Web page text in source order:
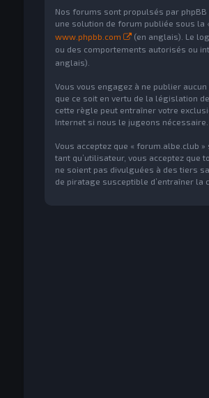
Nos forums sont propulsés par phpBB
une solution de forum publiée sous la
www.phpbb.com
(en anglais). Le
ou des comportements autorisés ou
anglais).
Vous vous engagez à ne publier
que ce soit en vertu de la législation
cette règle peut entraîner votre
Internet si nous le jugeons
Vous acceptez que « forum.albe.club
tant qu’utilisateur, vous acceptez que
ne soient pas divulguées à des tiers
de piratage susceptible d’entraîner la